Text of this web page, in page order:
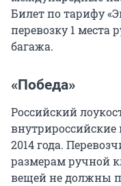
Билет по тарифу
перевозку 1 места
багажа.
«Победа»
Российский
2014 года.
размерам ручной
вещей не должны